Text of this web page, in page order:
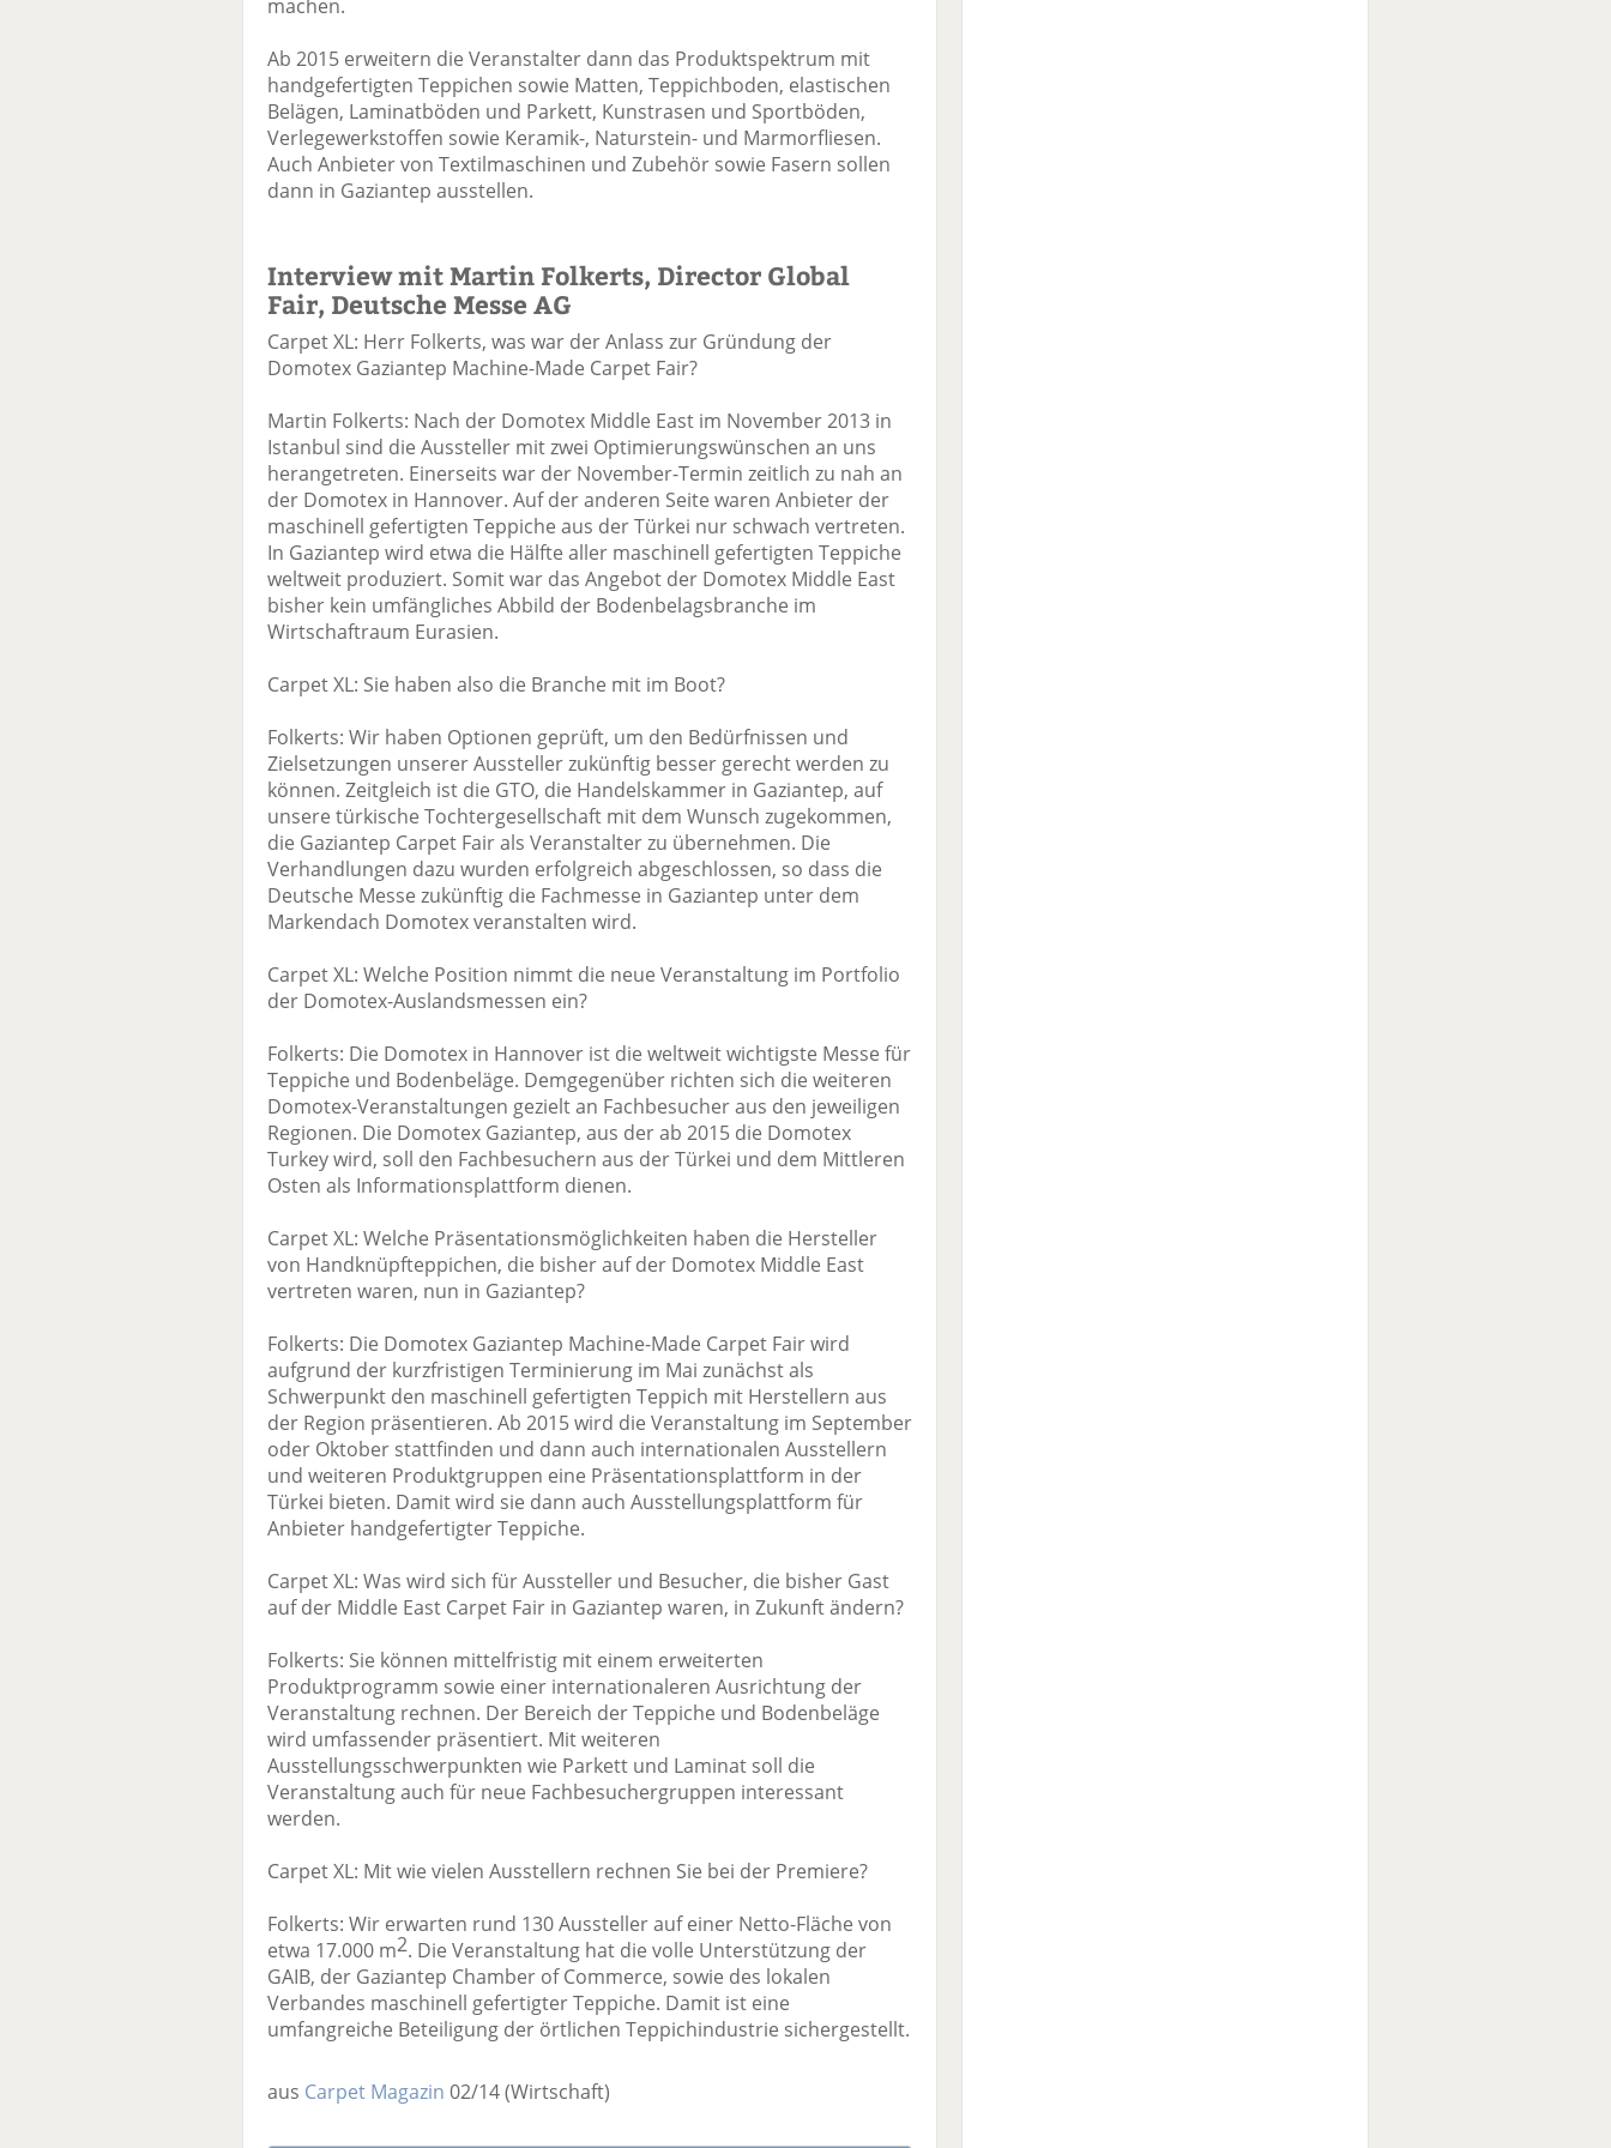
machen.
Ab 2015 erweitern die Veranstalter dann das Produktspektrum mit
handgefertigten Teppichen sowie Matten, Teppichboden, elastischen
Belägen, Laminatböden und Parkett, Kunstrasen und Sportböden,
Verlegewerkstoffen sowie Keramik-, Naturstein- und Marmorfliesen.
Auch Anbieter von Textilmaschinen und Zubehör sowie Fasern sollen
dann in Gaziantep ausstellen.
Interview mit Martin Folkerts, Director Global
Fair, Deutsche Messe AG
Carpet XL: Herr Folkerts, was war der Anlass zur Gründung der
Domotex Gaziantep Machine-Made Carpet Fair?
Martin Folkerts: Nach der Domotex Middle East im November 2013 in
Istanbul sind die Aussteller mit zwei Optimierungswünschen an uns
herangetreten. Einerseits war der November-Termin zeitlich zu nah an
der Domotex in Hannover. Auf der anderen Seite waren Anbieter der
maschinell gefertigten Teppiche aus der Türkei nur schwach vertreten.
In Gaziantep wird etwa die Hälfte aller maschinell gefertigten Teppiche
weltweit produziert. Somit war das Angebot der Domotex Middle East
bisher kein umfängliches Abbild der Bodenbelagsbranche im
Wirtschaftraum Eurasien.
Carpet XL: Sie haben also die Branche mit im Boot?
Folkerts: Wir haben Optionen geprüft, um den Bedürfnissen und
Zielsetzungen unserer Aussteller zukünftig besser gerecht werden zu
können. Zeitgleich ist die GTO, die Handelskammer in Gaziantep, auf
unsere türkische Tochtergesellschaft mit dem Wunsch zugekommen,
die Gaziantep Carpet Fair als Veranstalter zu übernehmen. Die
Verhandlungen dazu wurden erfolgreich abgeschlossen, so dass die
Deutsche Messe zukünftig die Fachmesse in Gaziantep unter dem
Markendach Domotex veranstalten wird.
Carpet XL: Welche Position nimmt die neue Veranstaltung im Portfolio
der Domotex-Auslandsmessen ein?
Folkerts: Die Domotex in Hannover ist die weltweit wichtigste Messe für
Teppiche und Bodenbeläge. Demgegenüber richten sich die weiteren
Domotex-Veranstaltungen gezielt an Fachbesucher aus den jeweiligen
Regionen. Die Domotex Gaziantep, aus der ab 2015 die Domotex
Turkey wird, soll den Fachbesuchern aus der Türkei und dem Mittleren
Osten als Informationsplattform dienen.
Carpet XL: Welche Präsentationsmöglichkeiten haben die Hersteller
von Handknüpfteppichen, die bisher auf der Domotex Middle East
vertreten waren, nun in Gaziantep?
Folkerts: Die Domotex Gaziantep Machine-Made Carpet Fair wird
aufgrund der kurzfristigen Terminierung im Mai zunächst als
Schwerpunkt den maschinell gefertigten Teppich mit Herstellern aus
der Region präsentieren. Ab 2015 wird die Veranstaltung im September
oder Oktober stattfinden und dann auch internationalen Ausstellern
und weiteren Produktgruppen eine Präsentationsplattform in der
Türkei bieten. Damit wird sie dann auch Ausstellungsplattform für
Anbieter handgefertigter Teppiche.
Carpet XL: Was wird sich für Aussteller und Besucher, die bisher Gast
auf der Middle East Carpet Fair in Gaziantep waren, in Zukunft ändern?
Folkerts: Sie können mittelfristig mit einem erweiterten
Produktprogramm sowie einer internationaleren Ausrichtung der
Veranstaltung rechnen. Der Bereich der Teppiche und Bodenbeläge
wird umfassender präsentiert. Mit weiteren
Ausstellungsschwerpunkten wie Parkett und Laminat soll die
Veranstaltung auch für neue Fachbesuchergruppen interessant
werden.
Carpet XL: Mit wie vielen Ausstellern rechnen Sie bei der Premiere?
Folkerts: Wir erwarten rund 130 Aussteller auf einer Netto-Fläche von
etwa 17.000 m2. Die Veranstaltung hat die volle Unterstützung der
GAIB, der Gaziantep Chamber of Commerce, sowie des lokalen
Verbandes maschinell gefertigter Teppiche. Damit ist eine
umfangreiche Beteiligung der örtlichen Teppichindustrie sichergestellt.
aus Carpet Magazin 02/14(Wirtschaft)